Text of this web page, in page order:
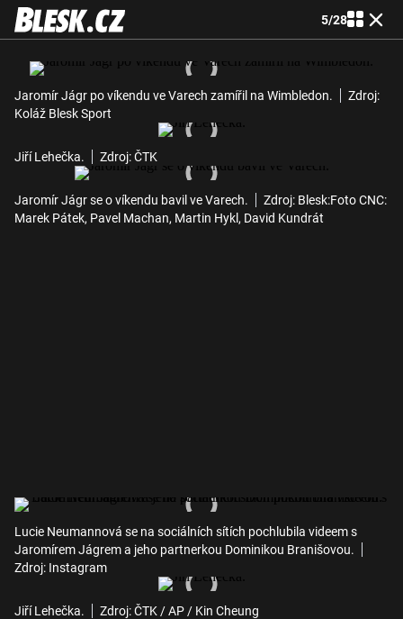
5/28
Jaromír Jágr po víkendu ve Varech zamířil na Wimbledon.
Zdroj:
Koláž Blesk Sport
Jiří Lehečka. Zdroj: ČTK
Jaromír Jágr se o víkendu bavil ve Varech.
Zdroj: Blesk:Foto CNC:
Marek Pátek, Pavel Machan, Martin Hykl, David Kundrát
Lucie Neumannová se na sociálních sítích pochlubila videem s
Jaromírem Jágrem a jeho partnerkou Dominikou Branišovou.
Zdroj: Instagram
Jiří Lehečka. Zdroj: ČTK / AP / Kin Cheung